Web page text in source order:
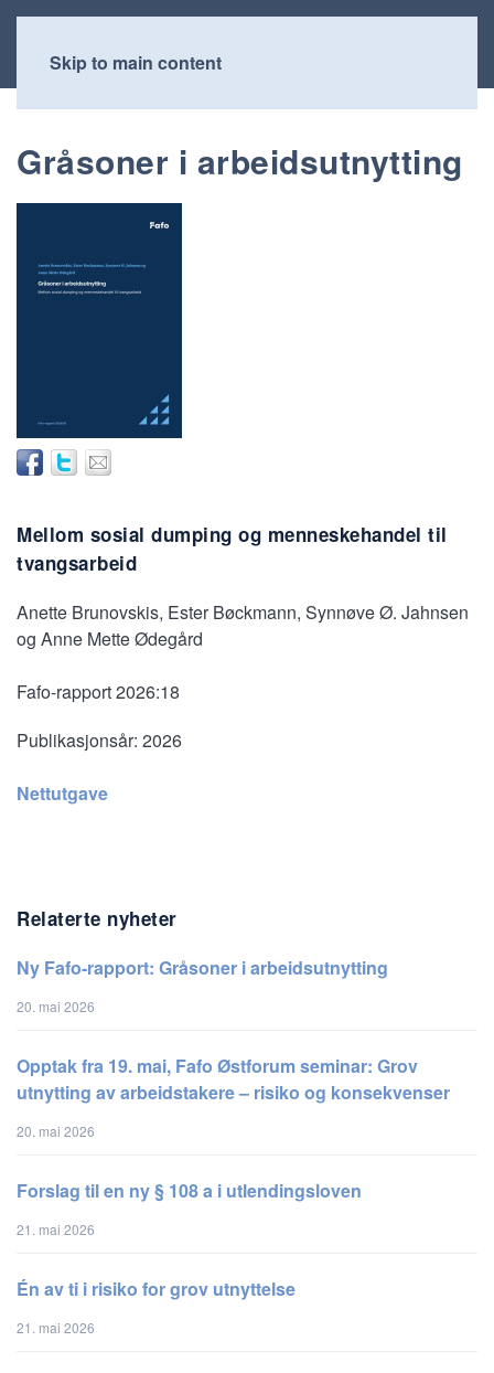
Skip to main content
Gråsoner i arbeidsutnytting
Mellom sosial dumping og menneskehandel til
tvangsarbeid
Anette Brunovskis, Ester Bøckmann, Synnøve Ø. Jahnsen
og Anne Mette Ødegård
Fafo-rapport 2026:18
Publikasjonsår: 2026
Nettutgave
Relaterte nyheter
Ny Fafo-rapport: Gråsoner i arbeidsutnytting
20. mai 2026
Opptak fra 19. mai, Fafo Østforum seminar: Grov
utnytting av arbeidstakere – risiko og konsekvenser
20. mai 2026
Forslag til en ny § 108 a i utlendingsloven
21. mai 2026
Én av ti i risiko for grov utnyttelse
21. mai 2026